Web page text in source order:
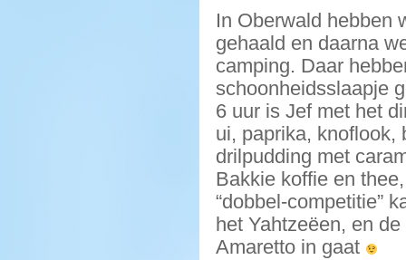
In Oberwald hebben
gehaald en daarna
camping. Daar
schoonheidsslaapje
6 uur is Jef met het
ui, paprika, knoflook,
drilpudding met
Bakkie koffie en
“dobbel-competitie”
het Yahtzeëen, en
Amaretto in gaat